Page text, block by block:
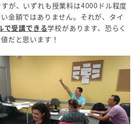
が、いずれも授業料は4000ドル程度
金額ではありません。それが、タイ
で受講できる学校があります、恐らく
だと思います！